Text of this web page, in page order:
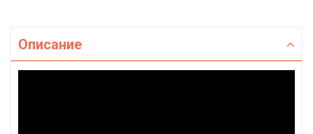
Описание